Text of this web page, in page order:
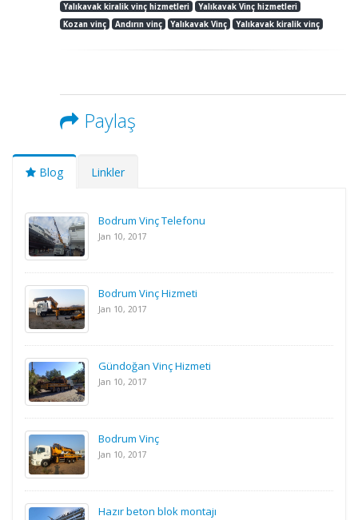
Yalıkavak kiralik vinç hizmetleri
Yalıkavak Vinç hizmetleri
Kozan vinç
Andırın vinç Yalıkavak Vinç Yalıkavak kiralik vinç
Paylaş
Blog Linkler
Bodrum Vinç Telefonu
Jan 10, 2017
Bodrum Vinç Hizmeti
Jan 10, 2017
Gündoğan Vinç Hizmeti
Jan 10, 2017
Bodrum Vinç
Jan 10, 2017
Hazır beton blok montajı